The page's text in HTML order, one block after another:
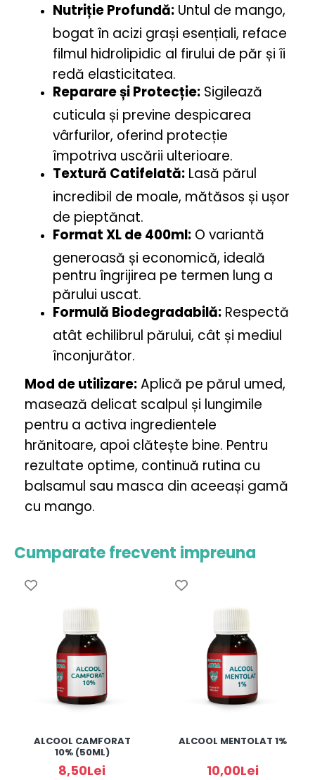
Nutriție Profundă: Untul de mango,
bogat în acizi grași esențiali, reface
filmul hidrolipidic al firului de păr și îi
redă elasticitatea.
Reparare și Protecție: Sigilează
cuticula și previne despicarea
vârfurilor, oferind protecție
împotriva uscării ulterioare.
Textură Catifelată: Lasă părul
incredibil de moale, mătăsos și ușor
de pieptănat.
Format XL de 400ml: O variantă
generoasă și economică, ideală
pentru îngrijirea pe termen lung a
părului uscat.
Formulă Biodegradabilă: Respectă
atât echilibrul părului, cât și mediul
înconjurător.
Mod de utilizare:Aplică pe părul umed,
masează delicat scalpul și lungimile
pentru a activa ingredientele
hrănitoare, apoi clătește bine. Pentru
rezultate optime, continuă rutina cu
balsamul sau masca din aceeași gamă
cu mango.
Cumparate frecvent impreuna
ALCOOL CAMFORAT
10% (50ML)
8,50Lei
ALCOOL MENTOLAT 1%
10,00Lei